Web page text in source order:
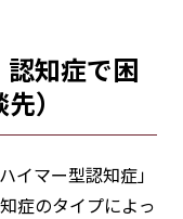
知症で困
）
イマー型認知症」
症のタイプによっ